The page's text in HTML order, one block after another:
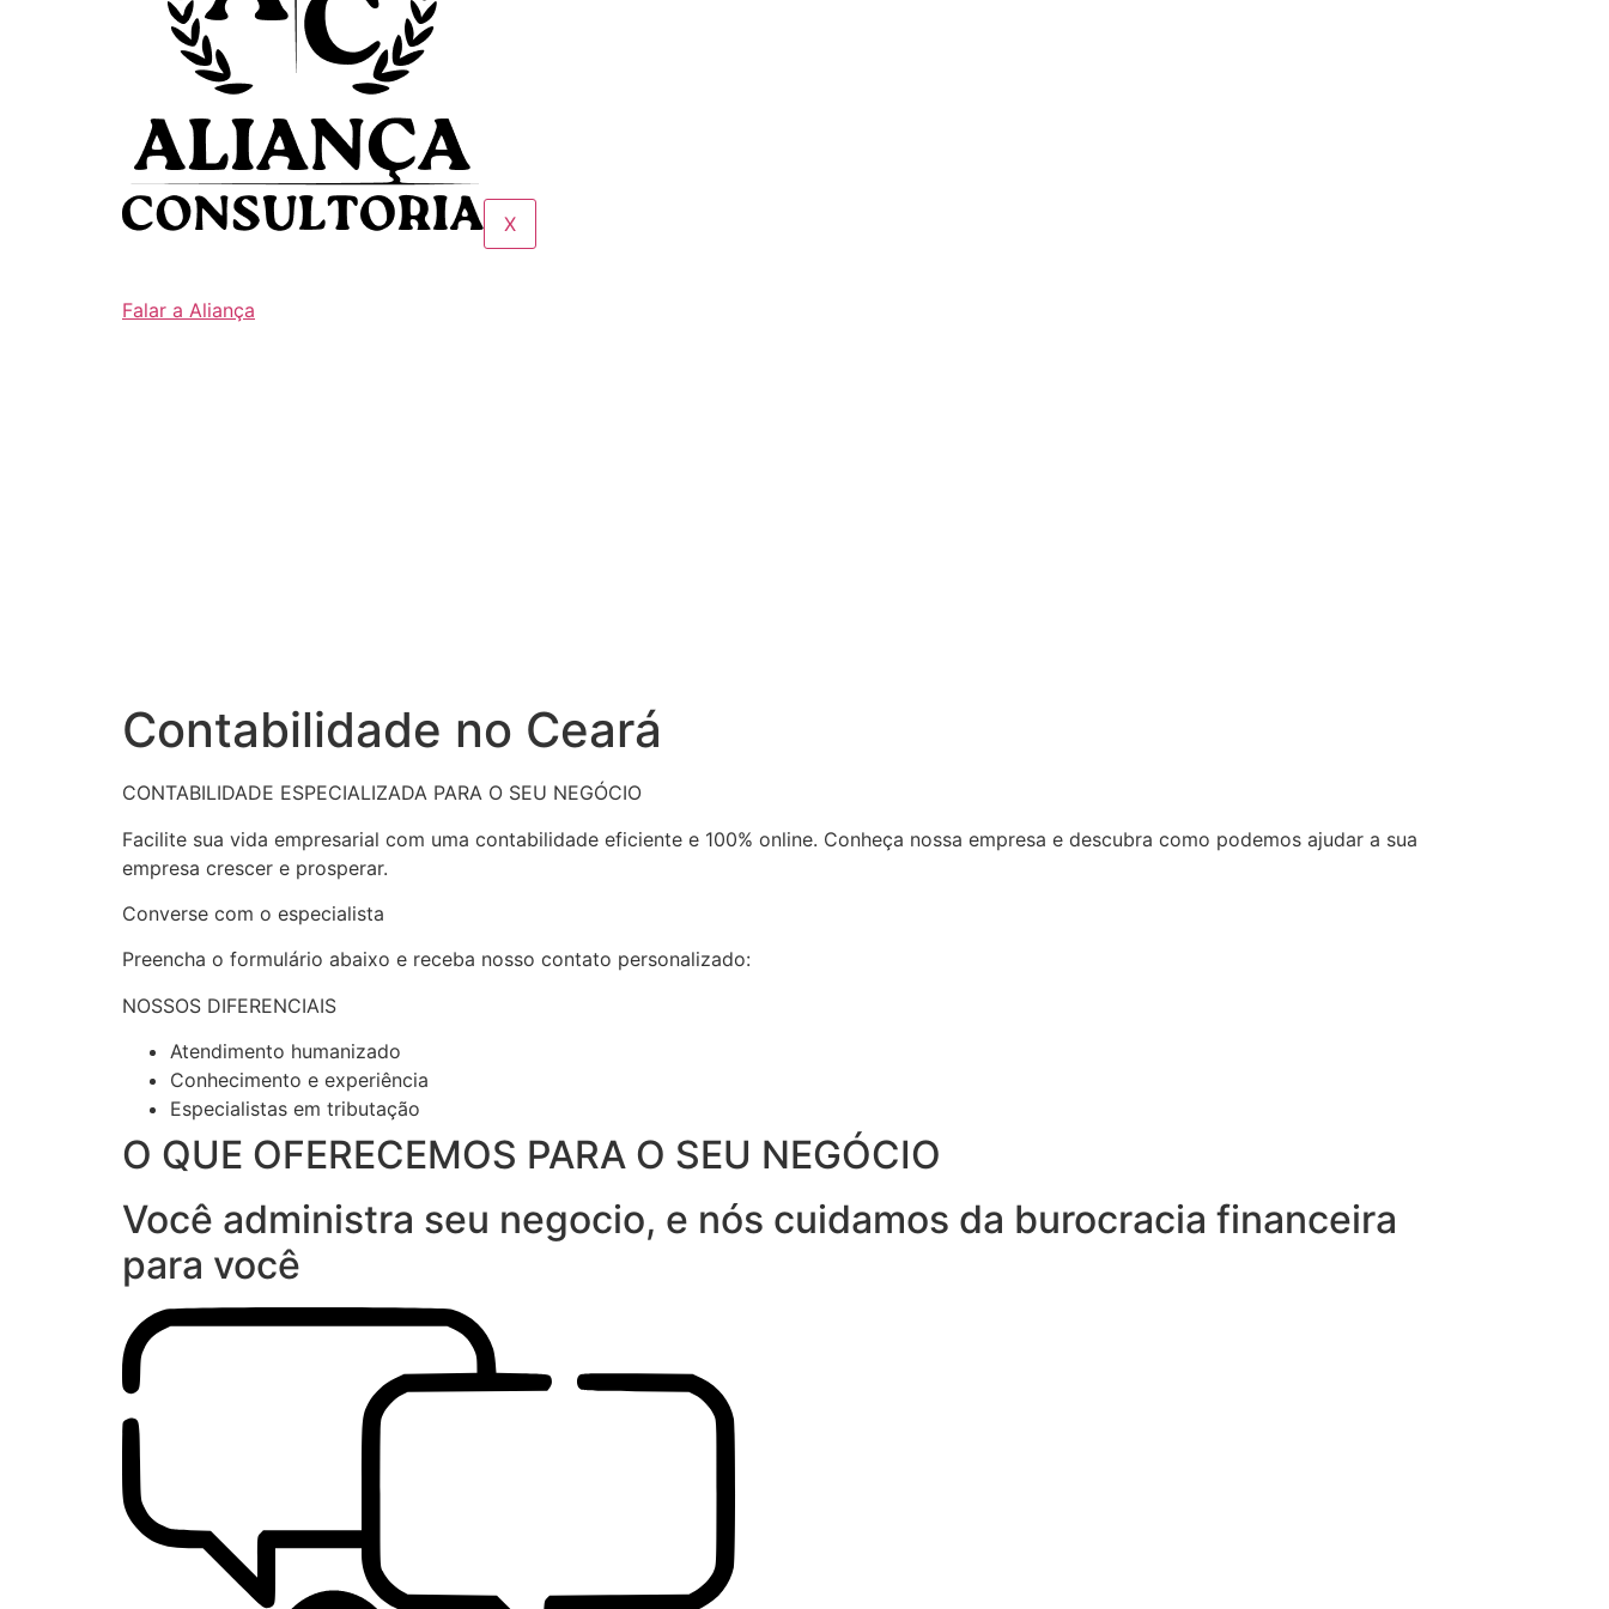
X
Falar a Aliança
Contabilidade no Ceará
CONTABILIDADE ESPECIALIZADA PARA O SEU NEGÓCIO
Facilite sua vida empresarial com uma contabilidade eficiente e 100% online. Conheça nossa empresa e descubra como podemos ajudar a sua
empresa crescer e prosperar.
Converse com o especialista
Preencha o formulário abaixo e receba nosso contato personalizado:
NOSSOS DIFERENCIAIS
Atendimento humanizado
Conhecimento e experiência
Especialistas em tributação
O QUE OFERECEMOS PARA O SEU NEGÓCIO
Você administra seu negocio, e nós cuidamos da burocracia financeira
para você